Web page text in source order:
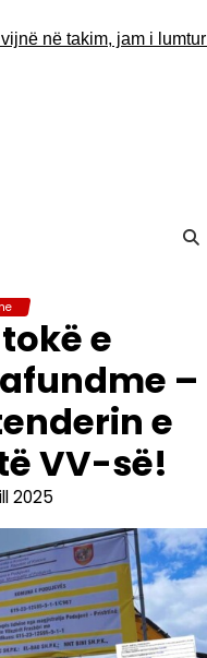
takim, jam i lumtur ta
e
–
e
VV-së!
2025